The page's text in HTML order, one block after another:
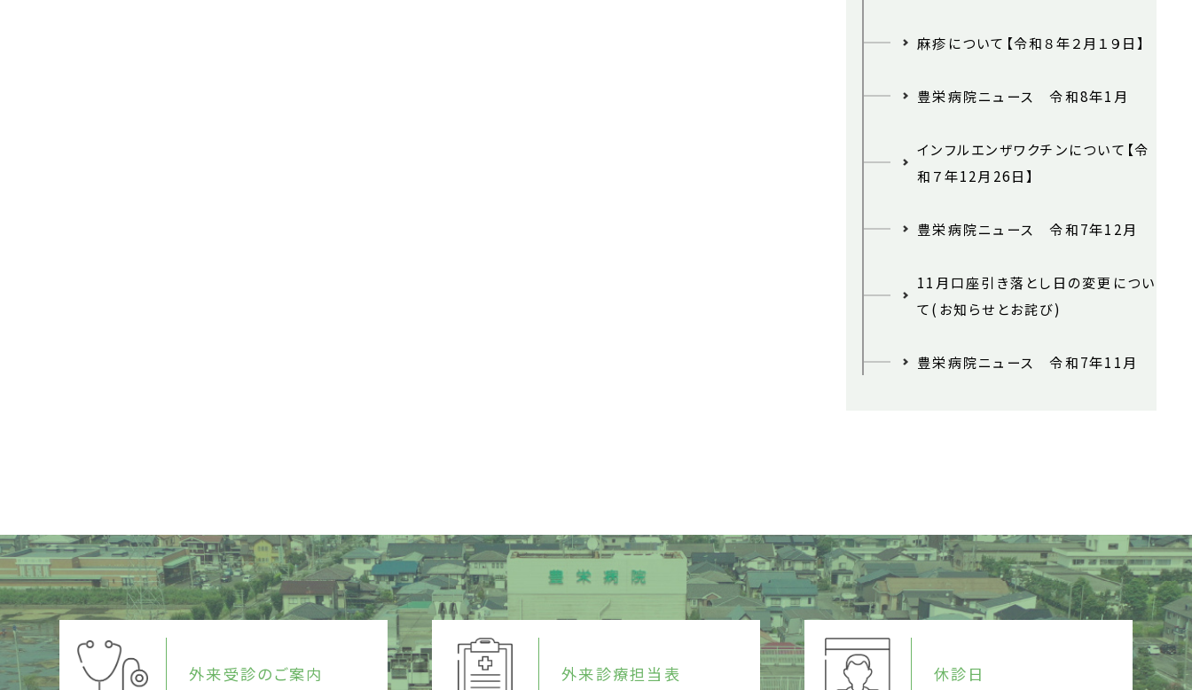
麻疹について【令和８年２月１９日】
豊栄病院ニュース 令和8年1月
インフルエンザワクチンについて【令
和７年12月26日】
豊栄病院ニュース 令和7年12月
11月口座引き落とし日の変更につい
て(お知らせとお詫び)
豊栄病院ニュース 令和7年11月
外来受診のご案内 外来診療担当表 休診日